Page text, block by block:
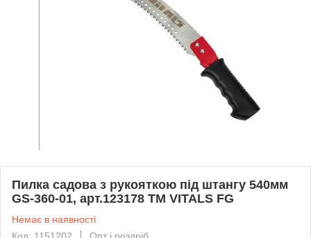
Пилка садова з рукояткою під штангу 540мм
GS-360-01, арт.123178 ТМ VITALS FG
Немає в наявності
Код: 1151202
Опт і роздріб